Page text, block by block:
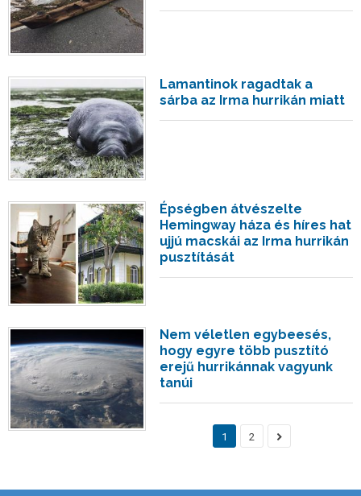
Lamantinok ragadtak a
sárba az Irma hurrikán miatt
Épségben átvészelte
Hemingway háza és híres hat
ujjú macskái az Irma hurrikán
pusztítását
Nem véletlen egybeesés,
hogy egyre több pusztító
erejű hurrikánnak vagyunk
tanúi
1 2